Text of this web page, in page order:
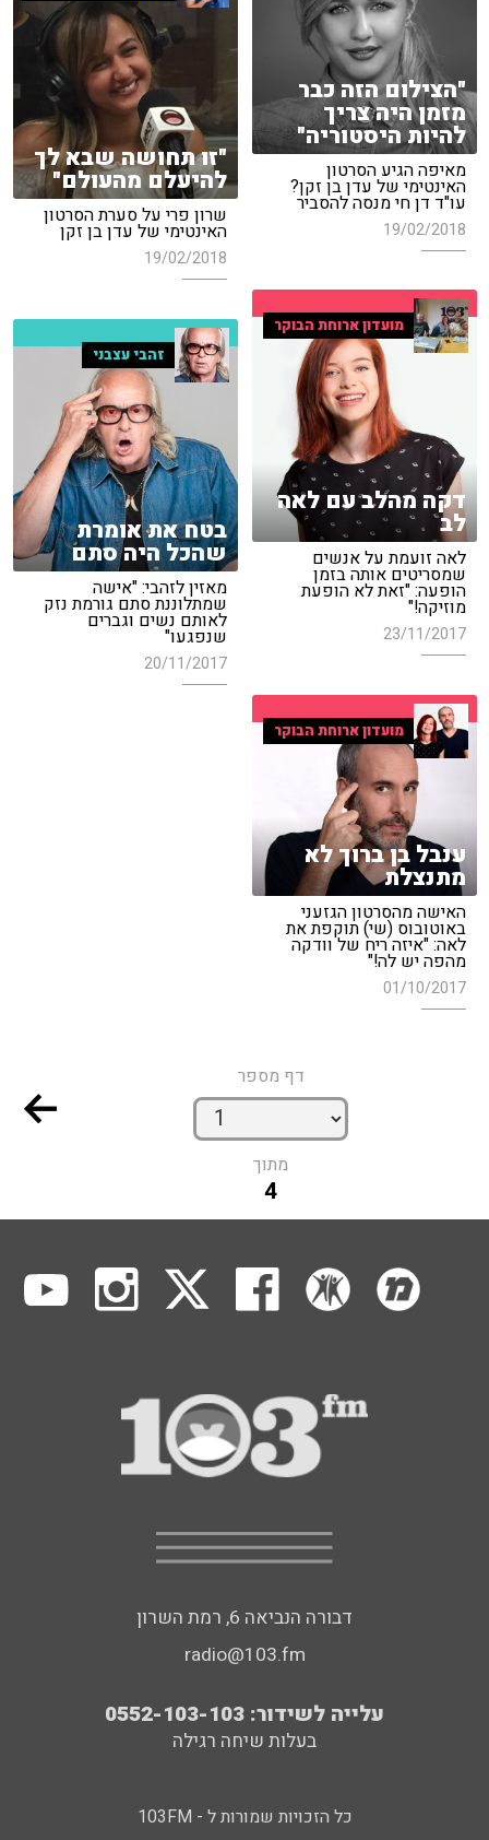
"הצילום הזה כבר
מזמן היה צריך
להיות היסטוריה"
מאיפה הגיע הסרטון
האינטימי של עדן בן זקן?
עו"ד דן חי מנסה להסביר
19/02/2018
"זו תחושה שבא לך
להיעלם מהעולם"
שרון פרי על סערת הסרטון
האינטימי של עדן בן זקן
19/02/2018
מועדון ארוחת הבוקר
דקה מהלב עם לאה
לב
לאה זועמת על אנשים
שמסריטים אותה בזמן
הופעה: "זאת לא הופעת
מוזיקה!"
23/11/2017
זהבי עצבני
בטח את אומרת
שהכל היה סתם
מאזין לזהבי: "אישה
שמתלוננת סתם גורמת נזק
לאותם נשים וגברים
שנפגעו"
20/11/2017
מועדון ארוחת הבוקר
ענבל בן ברוך לא
מתנצלת
האישה מהסרטון הגזעני
באוטובוס (שי) תוקפת את
לאה: "איזה ריח של וודקה
מהפה יש לה!"
01/10/2017
דף מספר
מתוך
4
דבורה הנביאה 6, רמת השרון
radio@103.fm
עלייה לשידור: 0552-103-103
בעלות שיחה רגילה
כל הזכויות שמורות ל - 103FM